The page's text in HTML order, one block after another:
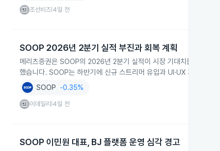
조선비즈 4일 전
SOOP 2026년 2분기 실적 부진과 회복 계획
메리츠증권은 SOOP의 2026년 2분기 실적이 시장 기대치를 크게 밑
했습니다. SOOP는 하반기에 신규 스트리머 유입과 UI·UX 개선, 광
SOOP -0.35%
이데일리 4일 전
SOOP 이민원 대표, BJ 플랫폼 운영 심각 경고